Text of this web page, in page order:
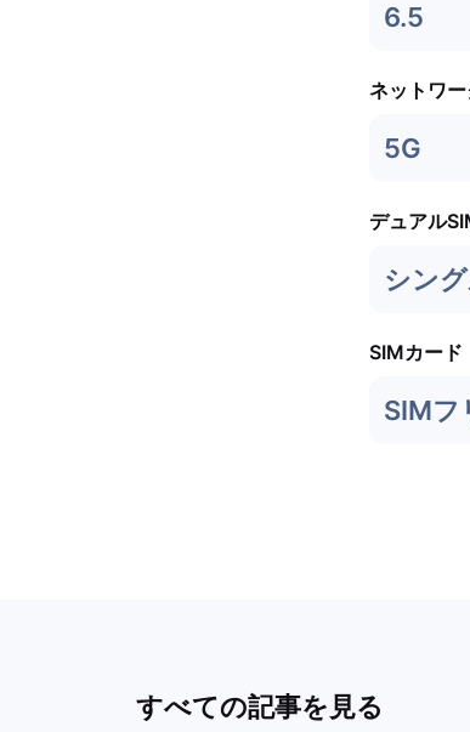
6.5
ネットワー
5G
デュアル
シン
SIMカード
SIMフ
すべての記事を見る